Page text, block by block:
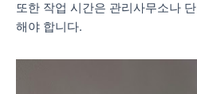
또한 작업 시간은 관리사무소나
해야 합니다.